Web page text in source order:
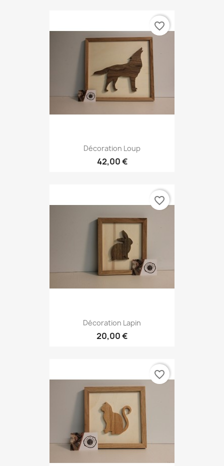
Décoration Loup
42,00 €
favorite_border
Décoration Lapin
20,00 €
favorite_border
favorite_border